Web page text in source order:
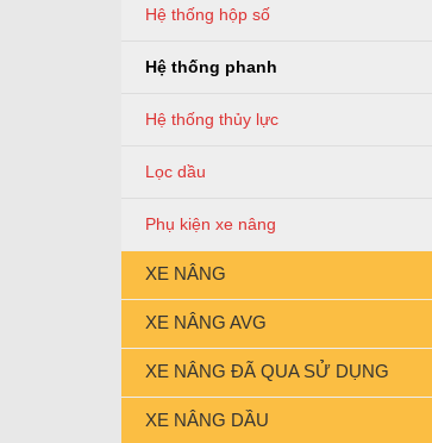
Hệ thống hộp số
Hệ thống phanh
Hệ thống thủy lực
Lọc dầu
Phụ kiện xe nâng
XE NÂNG
XE NÂNG AVG
XE NÂNG ĐÃ QUA SỬ DỤNG
XE NÂNG DẦU